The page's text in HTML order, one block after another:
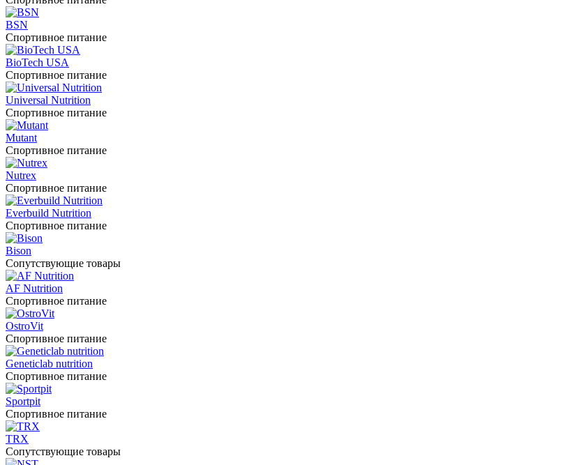
BSN
Спортивное питание
BioTech USA
Спортивное питание
Universal Nutrition
Спортивное питание
Mutant
Спортивное питание
Nutrex
Спортивное питание
Everbuild Nutrition
Спортивное питание
Bison
Сопутствующие товары
AF Nutrition
Спортивное питание
OstroVit
Спортивное питание
Geneticlab nutrition
Спортивное питание
Sportpit
Спортивное питание
TRX
Сопутствующие товары